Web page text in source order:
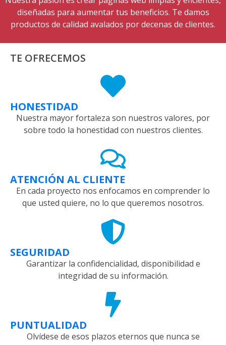
diseñadas para aumentar tus beneficios. Te damos
productos de calidad avalados por decenas de clientes.
TE OFRECEMOS
HONESTIDAD
Nuestra mayor fortaleza son nuestros valores, por
sobre todo la honestidad con nuestros clientes.
ATENCIÓN AL CLIENTE
En cada proyecto nos enfocamos en comprender lo
que usted quiere, no lo que queremos nosotros.
SEGURIDAD
Garantizar la confidencialidad, disponibilidad e
integridad de su información.
PUNTUALIDAD
Olvídese de esos plazos eternos que nunca se